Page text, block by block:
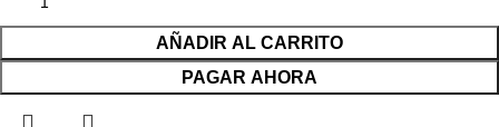
AÑADIR AL CARRITO
PAGAR AHORA